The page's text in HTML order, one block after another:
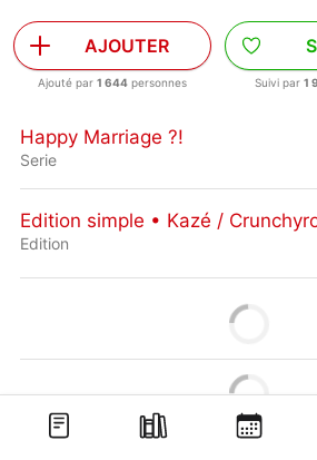
AJOUTER
Ajouté par 1 644 personnes Suivi par 1
Happy Marriage ?!
Serie
Edition simple • Kazé /
Edition